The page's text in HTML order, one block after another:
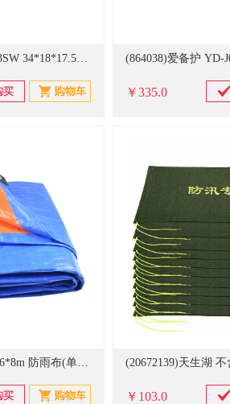
(864035)爱备护 YD-J003SW 34*18*17.5cm 急救包 家庭医疗箱药箱(单位：个)
￥335.0
(20622385)伏兴 F40009 6*8m 防雨布(单位：平方米)
￥103.0